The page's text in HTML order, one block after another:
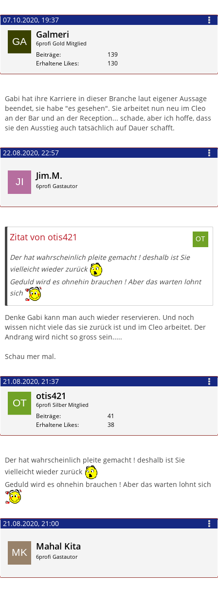
07.10.2020, 19:37
Galmeri
6profi Gold Mitglied
Beiträge
139
Erhaltene Likes
130
Gabi hat ihre Karriere in dieser Branche laut eigener Aussage
beendet, sie habe "es gesehen". Sie arbeitet nun neu im Cleo
an der Bar und an der Reception... schade, aber ich hoffe, dass
sie den Ausstieg auch tatsächlich auf Dauer schafft.
Zitieren
22.08.2020, 22:57
Jim.M.
6profi Gastautor
Zitat von otis421
Der hat wahrscheinlich pleite gemacht ! deshalb ist Sie
vielleicht wieder zurück
Geduld wird es ohnehin brauchen ! Aber das warten lohnt
sich
Denke Gabi kann man auch wieder reservieren. Und noch
wissen nicht viele das sie zurück ist und im Cleo arbeitet. Der
Andrang wird nicht so gross sein.....
Schau mer mal.
Zitieren
21.08.2020, 21:37
otis421
6profi Silber Mitglied
Beiträge
41
Erhaltene Likes
38
Der hat wahrscheinlich pleite gemacht ! deshalb ist Sie
vielleicht wieder zurück
Geduld wird es ohnehin brauchen ! Aber das warten lohnt sich
21.08.2020, 21:00
Mahal Kita
6profi Gastautor